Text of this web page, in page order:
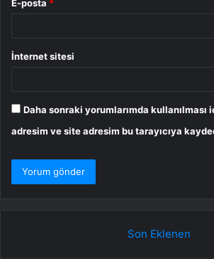
E-posta *
İnternet sitesi
Daha sonraki yorumlarımda kullanılması
adresim ve site adresim bu tarayıcıya
Son Eklenen